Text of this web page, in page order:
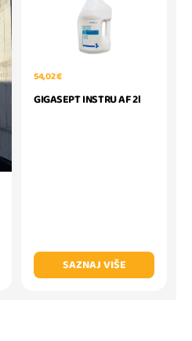
54,02 €
GIGASEPT INSTRU AF 2l
SAZNAJ VIŠE